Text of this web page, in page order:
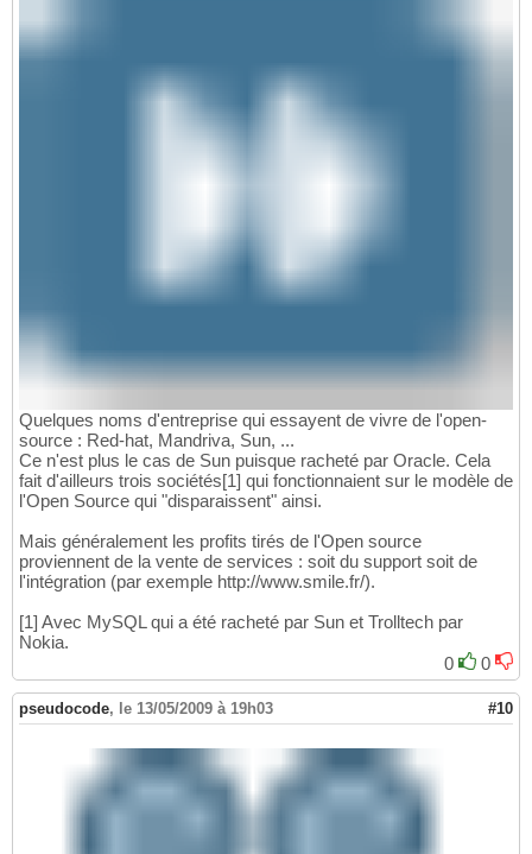
Quelques noms d'entreprise qui essayent de vivre de l'open-
source : Red-hat, Mandriva, Sun, ...
Ce n'est plus le cas de Sun puisque racheté par Oracle. Cela
fait d'ailleurs trois sociétés[1] qui fonctionnaient sur le modèle de
l'Open Source qui "disparaissent" ainsi.
Mais généralement les profits tirés de l'Open source
proviennent de la vente de services : soit du support soit de
l'intégration (par exemple http://www.smile.fr/).
[1] Avec MySQL qui a été racheté par Sun et Trolltech par
Nokia.
0
0
pseudocode, le 13/05/2009 à 19h03 #10